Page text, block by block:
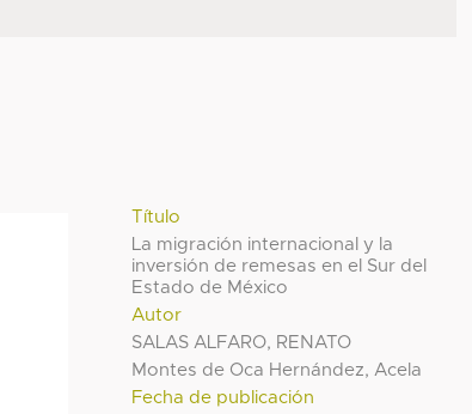
Título
La migración internacional y la
inversión de remesas en el Sur del
Estado de México
Autor
SALAS ALFARO, RENATO
Montes de Oca Hernández, Acela
Fecha de publicación